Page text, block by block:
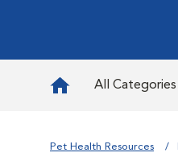
All Categories
Pet Health Resources